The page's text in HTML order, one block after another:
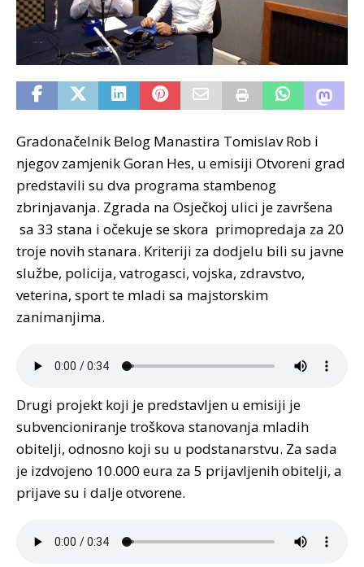
Gradonačelnik Belog Manastira Tomislav Rob i
njegov zamjenik Goran Hes, u emisiji Otvoreni grad
predstavili su dva programa stambenog
zbrinjavanja. Zgrada na Osječkoj ulici je završena
sa 33 stana i očekuje se skora primopredaja za 20
troje novih stanara. Kriteriji za dodjelu bili su javne
službe, policija, vatrogasci, vojska, zdravstvo,
veterina, sport te mladi sa majstorskim
zanimanjima.
Drugi projekt koji je predstavljen u emisiji je
subvencioniranje troškova stanovanja mladih
obitelji, odnosno koji su u podstanarstvu. Za sada
je izdvojeno 10.000 eura za 5 prijavljenih obitelji, a
prijave su i dalje otvorene.